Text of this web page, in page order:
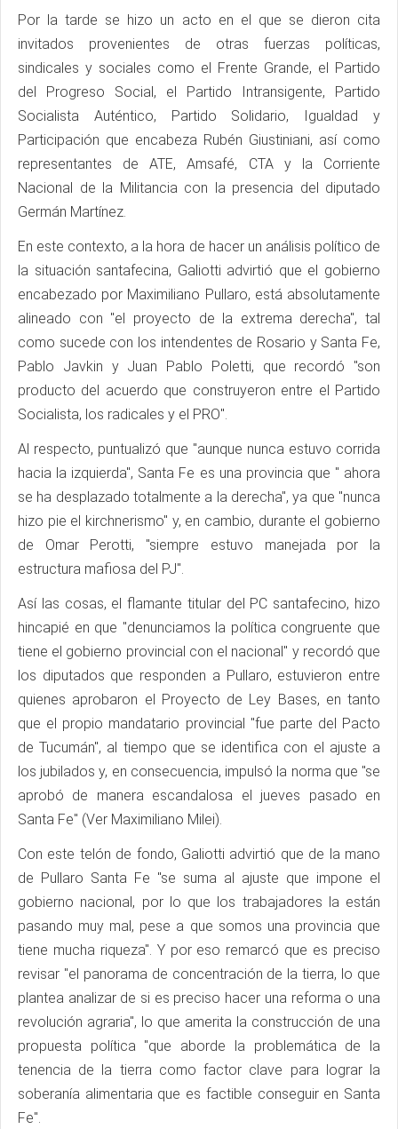
Por la tarde se hizo un acto en el que se dieron cita
invitados provenientes de otras fuerzas políticas,
sindicales y sociales como el Frente Grande, el Partido
del Progreso Social, el Partido Intransigente, Partido
Socialista Auténtico, Partido Solidario, Igualdad y
Participación que encabeza Rubén Giustiniani, así como
representantes de ATE, Amsafé, CTA y la Corriente
Nacional de la Militancia con la presencia del diputado
Germán Martínez.
En este contexto, a la hora de hacer un análisis político de
la situación santafecina, Galiotti advirtió que el gobierno
encabezado por Maximiliano Pullaro, está absolutamente
alineado con "el proyecto de la extrema derecha", tal
como sucede con los intendentes de Rosario y Santa Fe,
Pablo Javkin y Juan Pablo Poletti, que recordó "son
producto del acuerdo que construyeron entre el Partido
Socialista, los radicales y el PRO".
Al respecto, puntualizó que "aunque nunca estuvo corrida
hacia la izquierda", Santa Fe es una provincia que " ahora
se ha desplazado totalmente a la derecha", ya que "nunca
hizo pie el kirchnerismo" y, en cambio, durante el gobierno
de Omar Perotti, "siempre estuvo manejada por la
estructura mafiosa del PJ".
Así las cosas, el flamante titular del PC santafecino, hizo
hincapié en que "denunciamos la política congruente que
tiene el gobierno provincial con el nacional" y recordó que
los diputados que responden a Pullaro, estuvieron entre
quienes aprobaron el Proyecto de Ley Bases, en tanto
que el propio mandatario provincial "fue parte del Pacto
de Tucumán", al tiempo que se identifica con el ajuste a
los jubilados y, en consecuencia, impulsó la norma que "se
aprobó de manera escandalosa el jueves pasado en
Santa Fe" (Ver Maximiliano Milei).
Con este telón de fondo, Galiotti advirtió que de la mano
de Pullaro Santa Fe "se suma al ajuste que impone el
gobierno nacional, por lo que los trabajadores la están
pasando muy mal, pese a que somos una provincia que
tiene mucha riqueza". Y por eso remarcó que es preciso
revisar "el panorama de concentración de la tierra, lo que
plantea analizar de si es preciso hacer una reforma o una
revolución agraria", lo que amerita la construcción de una
propuesta política "que aborde la problemática de la
tenencia de la tierra como factor clave para lograr la
soberanía alimentaria que es factible conseguir en Santa
Fe".